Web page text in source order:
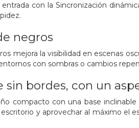
con la Sincronización
negros
mejora la visibilidad en escenas
con sombras o cambios
sin bordes, con un
compacto con una base
y aprovechar al máximo el